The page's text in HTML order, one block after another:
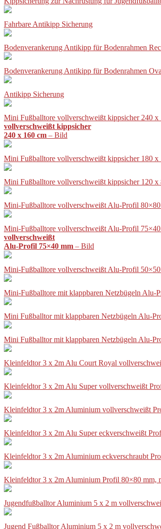
Fahrbare Antikipp Sicherung
Bodenverankerung Antikipp für Bodenrahmen
Bodenverankerung Antikipp für Bodenrahmen
Antikipp Sicherung
Mini Fußballtore vollverschweißt kippsicher 240
vollverschweißt kippsicher
240 x 160 cm – Bild
Mini Fußballtore vollverschweißt kippsicher 180 x
Mini Fußballtore vollverschweißt kippsicher 120 x
Mini-Fußballtore vollverschweißt Alu-Profil
Mini-Fußballtore vollverschweißt Alu-Profil
vollverschweißt
Alu-Profil 75×40 mm – Bild
Mini-Fußballtore vollverschweißt Alu-Profil
Mini-Fußballtore mit klappbaren Netzbügeln Alu-
Mini Fußballtor mit klappbaren Netzbügeln Alu-
Mini Fußballtor mit klappbaren Netzbügeln Alu-
Kleinfeldtor 3 x 2m Alu Court Royal
Kleinfeldtor 3 x 2m Alu Super vollverschweißt
Kleinfeldtor 3 x 2m Aluminium vollverschweißt
Kleinfeldtor 3 x 2m Alu Super eckverschweißt
Kleinfeldtor 3 x 2m Aluminium eckverschraubt
Kleinfeldtor 3 x 2m Aluminium Profil 80×80 mm,
Jugendfußballtor Aluminium 5 x 2 m
Jugend Fußballtor Aluminium 5 x 2 m